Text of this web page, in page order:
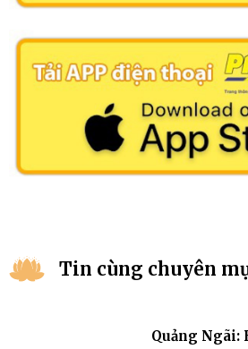
Tin cùng chuyên
Quảng Ngãi: